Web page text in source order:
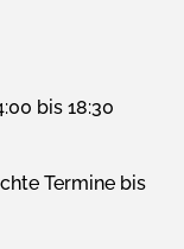
bis 18:30
Termine bis